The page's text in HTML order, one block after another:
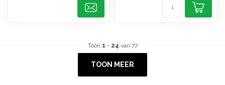
Toon 1 - 24 van 77
TOON MEER